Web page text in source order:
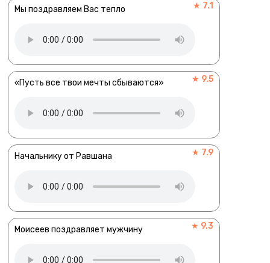
Мы поздравляем Вас тепло ★ 7.1
«Пусть все твои мечты сбываются» ★ 9.5
Начальнику от Равшана ★ 7.9
Моисеев поздравляет мужчину ★ 9.3